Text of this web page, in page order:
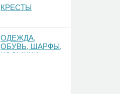
КРЕСТЫ
ОДЕЖДА,
ОБУВЬ, ШАРФЫ,
КОСЫНКИ